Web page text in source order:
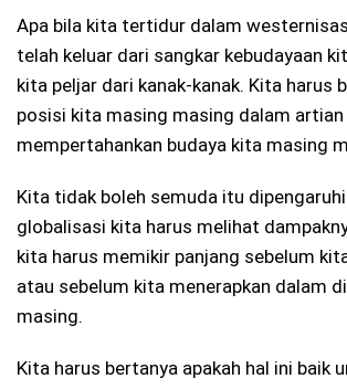
Apa bila kita tertidur dalam
telah keluar dari sangkar kebudayaan
kita peljar dari kanak-kanak. Kita harus
posisi kita masing masing dalam
mempertahankan budaya kita masing
Kita tidak boleh semuda itu
globalisasi kita harus melihat
kita harus memikir panjang sebelum
atau sebelum kita menerapkan dalam
masing.
Kita harus bertanya apakah hal ini baik